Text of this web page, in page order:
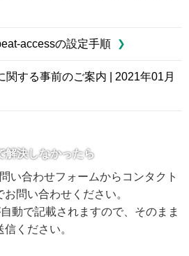
accessの設定手順
関する事前のご案内 | 2021年01月
解決しなかったら
い合わせフォームからコンタクト
問い合わせください。
動で記載されますので、そのまま
信ください。